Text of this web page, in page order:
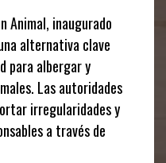
Animal, inaugurado
alternativa clave
para albergar y
Las autoridades
irregularidades y
a través de